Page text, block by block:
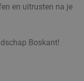
15 min.
en uitrusten na je
Boskant!